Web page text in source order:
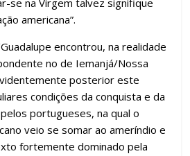
se na Virgem talvez signifique
americana”.
encontrou, na realidade
no de Iemanjá/Nossa
posterior este
condições da conquista e da
portugueses, na qual o
veio se somar ao ameríndio e
fortemente dominado pela